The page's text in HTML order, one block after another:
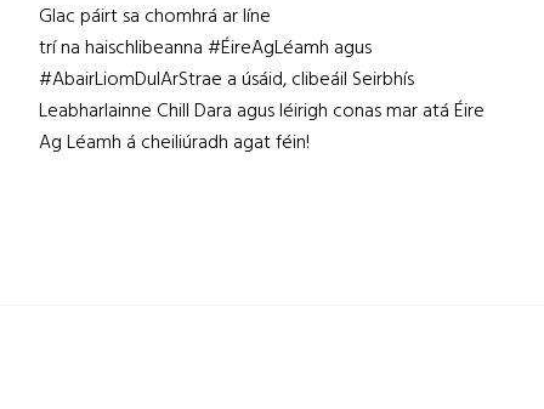
Glac páirt sa chomhrá ar líne
trí na haischlibeanna #ÉireAgLéamh agus
#AbairLiomDulArStrae a úsáid, clibeáil Seirbhís
Leabharlainne Chill Dara agus léirigh conas mar atá Éire
Ag Léamh á cheiliúradh agat féin!